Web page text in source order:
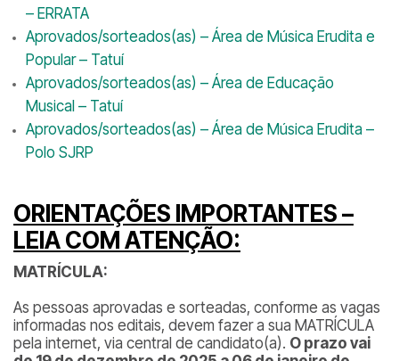
– ERRATA
Aprovados/sorteados(as) – Área de Música Erudita e
Popular – Tatuí
Aprovados/sorteados(as) – Área de Educação
Musical – Tatuí
Aprovados/sorteados(as) – Área de Música Erudita –
Polo SJRP
ORIENTAÇÕES IMPORTANTES –
LEIA COM ATENÇÃO:
MATRÍCULA:
As pessoas aprovadas e sorteadas, conforme as vagas
informadas nos editais, devem fazer a sua MATRÍCULA
pela internet, via central de candidato(a). O prazo vai